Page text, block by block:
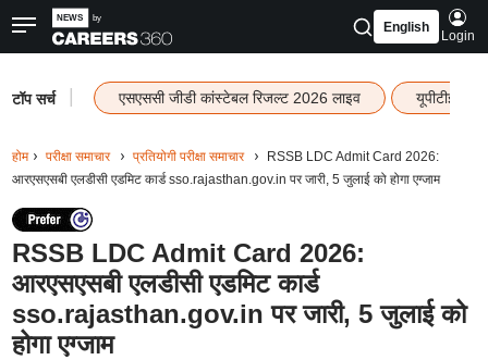
English
Login
टॉप सर्च एसएससी जीडी कांस्टेबल रिजल्ट 2026 लाइव यूपीटीईटी
होम परीक्षा समाचार प्रतियोगी परीक्षा समाचार
RSSB LDC Admit Card 2026:
आरएसएसबी एलडीसी एडमिट कार्ड sso.rajasthan.gov.in पर जारी, 5 जुलाई को होगा एग्जाम
RSSB LDC Admit Card 2026:
आरएसएसबी एलडीसी एडमिट कार्ड
sso.rajasthan.gov.in पर जारी, 5 जुलाई को
होगा एग्जाम